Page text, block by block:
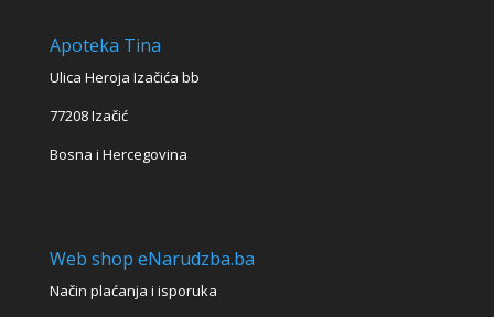
Apoteka Tina
Ulica Heroja Izačića bb
77208 Izačić
Bosna i Hercegovina
Web shop eNarudzba.ba
Način plaćanja i isporuka